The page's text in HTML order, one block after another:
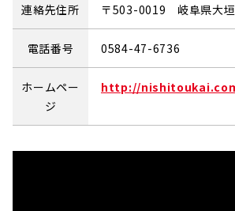
連絡先住所 〒503-0019 岐阜県大
電話番号 0584-47-6736
ホームペー
ジ
http://